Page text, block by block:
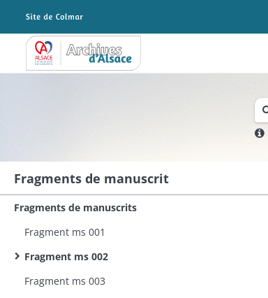
Archives Alsace - Colmar
Fragments de manuscrit
Fragments de manuscrits
Fragment ms 001
Fragment ms 002
Fragment ms 003